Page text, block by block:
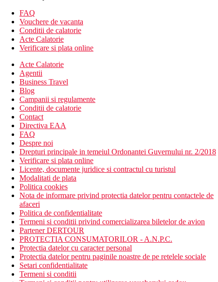
4 restaurante à la carte (contra cost si cu rezervare)
2 lobby bar
schimb valutar
minimarket
2 piscine exterioare (terasa cu sezlonguri si umbrele
gratuite, prosoape contra cost)
2 baruri langa piscina
Wifi
Descrierea plajei
plaja cu pietris
bar pe plaja
Activitati sportive gratuite
fitness
yoga
pilates
tenis de masa
Activitati sportive contra cost
biliard
masaje
sporturi nautice pe plaja
scufundari
Masa
Demipensiune:
FAQ
Vouchere de vacanta
Conditii de calatorie
Acte Calatorie
Verificare si plata online
Acte Calatorie
Agentii
Business Travel
Blog
Campanii si regulamente
Conditii de calatorie
Contact
Directiva EAA
FAQ
Despre noi
Drepturi principale in temeiul Ordonantei Guvernului nr. 2/2018
Verificare si plata online
Licente, documente juridice si contractul cu turistul
Modalitati de plata
Politica cookies
Nota de informare privind protectia datelor pentru contactele de
afaceri
Politica de confidentialitate
Termeni si conditii privind comercializarea biletelor de avion
Partener DERTOUR
PROTECTIA CONSUMATORILOR - A.N.P.C.
Protectia datelor cu caracter personal
Protectia datelor pentru paginile noastre de pe retelele sociale
Setari confidentialitate
Termeni si conditii